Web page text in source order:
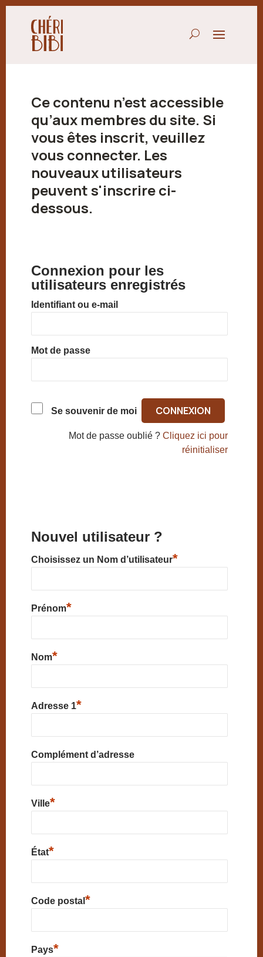
Ce contenu n’est accessible
qu’aux membres du site. Si
vous êtes inscrit, veuillez
vous connecter. Les
nouveaux utilisateurs
peuvent s'inscrire ci-
dessous.
Connexion pour les
utilisateurs enregistrés
Identifiant ou e-mail
Mot de passe
Se souvenir de moi
Mot de passe oublié ?Cliquez ici pour
réinitialiser
Nouvel utilisateur ?
Choisissez un Nom d’utilisateur*
Prénom*
Nom*
Adresse 1*
Complément d’adresse
Ville*
État*
Code postal *
Pays*